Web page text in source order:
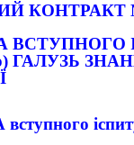
№ 75
ГАЛУЗЬ